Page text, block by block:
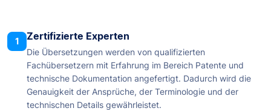
1 Zertifizierte Experten
Die Übersetzungen werden von qualifizierten
Fachübersetzern mit Erfahrung im Bereich Patente und
technische Dokumentation angefertigt. Dadurch wird die
Genauigkeit der Ansprüche, der Terminologie und der
technischen Details gewährleistet.